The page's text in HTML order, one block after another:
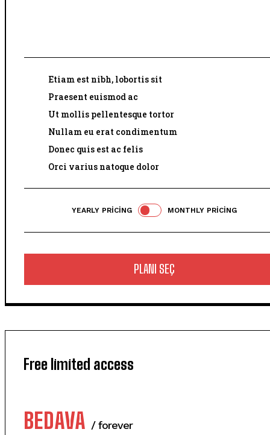
Free limited access
BEDAVA / forever
Etiam est nibh, lobortis sit
Praesent euismod ac
Ut mollis pellentesque tortor
Nullam eu erat condimentum
Donec quis est ac felis
Orci varius natoque dolor
YEARLY PRICING MONTHLY PRICING
PLANI SEÇ